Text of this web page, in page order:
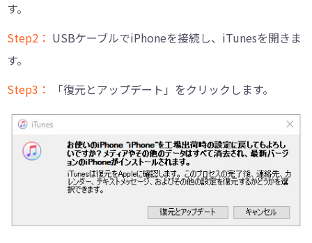
す。
Step2： USBケーブルでiPhoneを接続し、iTunesを開きま
す。
Step3：
「復元とアップデート」をクリックします。